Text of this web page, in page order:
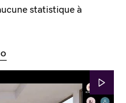
statistique à